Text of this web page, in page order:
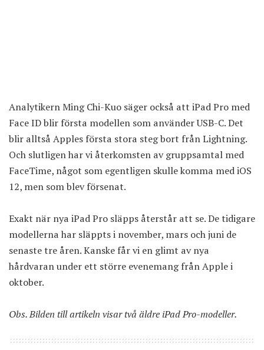
Analytikern Ming Chi-Kuo säger också att iPad Pro med
Face ID blir första modellen som använder USB-C. Det
blir alltså Apples första stora steg bort från Lightning.
Och slutligen har vi återkomsten av gruppsamtal med
FaceTime, något som egentligen skulle komma med iOS
12, men som blev försenat.
Exakt när nya iPad Pro släpps återstår att se. De tidigare
modellerna har släppts i november, mars och juni de
senaste tre åren. Kanske får vi en glimt av nya
hårdvaran under ett större evenemang från Apple i
oktober.
Obs. Bilden till artikeln visar två äldre iPad Pro-modeller.